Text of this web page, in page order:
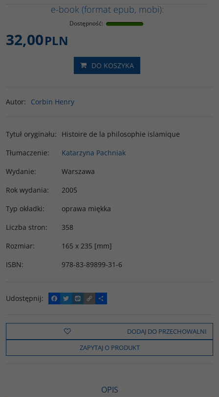
e-book (format epub, mobi):
Dostępność:
32,00PLN
DO KOSZYKA
Autor: Corbin Henry
Tytuł oryginału:
Histoire de la philosophie islamique
Tłumaczenie:
Katarzyna Pachniak
Wydanie:
Warszawa
Rok wydania:
2005
Typ okładki:
oprawa miękka
Liczba stron:
358
Rozmiar:
165 x 235 [mm]
ISBN: 978-83-89899-31-6
Udostępnij:
F
a
e
o
k
T
w
t
t
e
W
y
o
C
o
y
i
n
k
P
o
z
e
l
s
DODAJ DO PRZECHOWALNI
ZAPYTAJ O PRODUKT
OPIS